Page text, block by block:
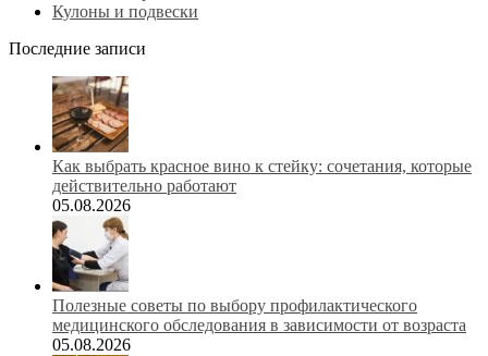
Кулоны и подвески
Последние записи
Как выбрать красное вино к стейку: сочетания, которые
действительно работают
05.08.2026
Полезные советы по выбору профилактического
медицинского обследования в зависимости от возраста
05.08.2026